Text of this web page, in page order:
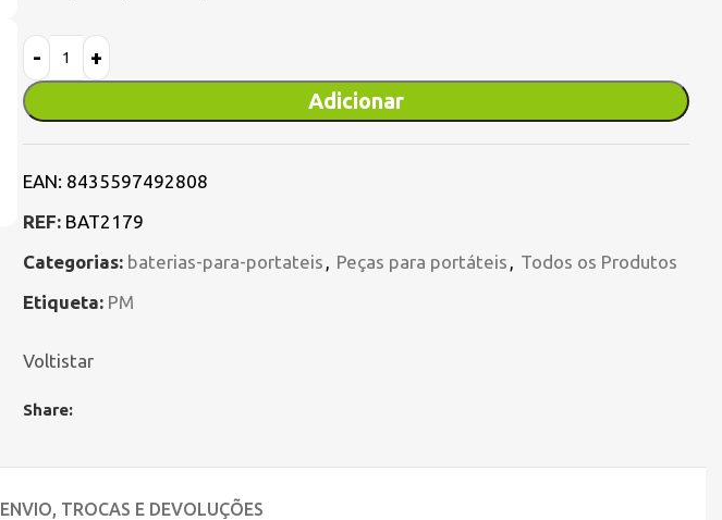
Adicionar
EAN: 8435597492808
REF: BAT2179
Categorias: baterias-para-portateis , Peças para portáteis , Todos os Produtos
Etiqueta: PM
Voltistar
Share:
ENVIO, TROCAS E DEVOLUÇÕES